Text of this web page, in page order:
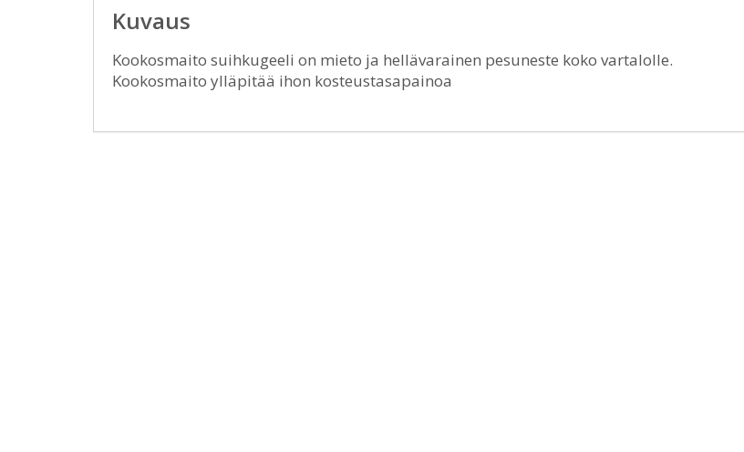
Kuvaus
Kookosmaito suihkugeeli on mieto ja hellävarainen pesuneste koko vartalolle.
Kookosmaito ylläpitää ihon kosteustasapainoa